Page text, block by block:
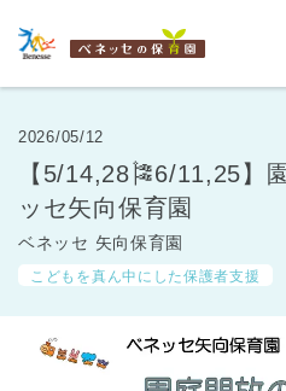
住所・駅
す
2026/05/12
【5/14,28🎏6/11,25】
ッセ矢向保育園
ベネッセ 矢向保育園
こどもを真ん中にした保護者支援